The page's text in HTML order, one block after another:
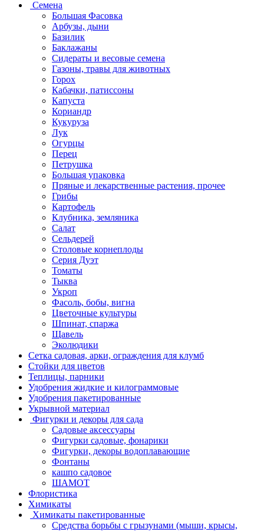
Семена
Большая Фасовка
Арбузы, дыни
Базилик
Баклажаны
Сидераты и весовые семена
Газоны, травы для животных
Горох
Кабачки, патиссоны
Капуста
Кориандр
Кукуруза
Лук
Огурцы
Перец
Петрушка
Большая упаковка
Пряные и лекарственные растения, прочее
Грибы
Картофель
Клубника, земляника
Салат
Сельдерей
Столовые корнеплоды
Серия Дуэт
Томаты
Тыква
Укроп
Фасоль, бобы, вигна
Цветочные культуры
Шпинат, спаржа
Щавель
Эколюдики
Сетка садовая, арки, ограждения для клумб
Стойки для цветов
Теплицы, парники
Удобрения жидкие и килограммовые
Удобрения пакетированные
Укрывной материал
Фигурки и декоры для сада
Садовые аксессуары
Фигурки садовые, фонарики
Фигурки, декоры водоплавающие
Фонтаны
кашпо садовое
ШАМОТ
Флористика
Химикаты
Химикаты пакетированные
Средства борьбы с грызунами (мыши, крысы,